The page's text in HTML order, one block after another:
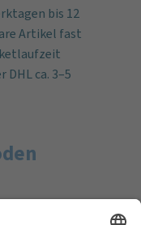
bis 12
Artikel fast
ca. 3–5